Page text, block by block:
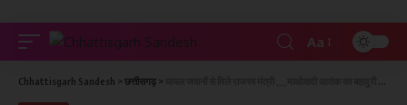
Aa
Chhattisgarh Sandesh > छत्तीसगढ़ >